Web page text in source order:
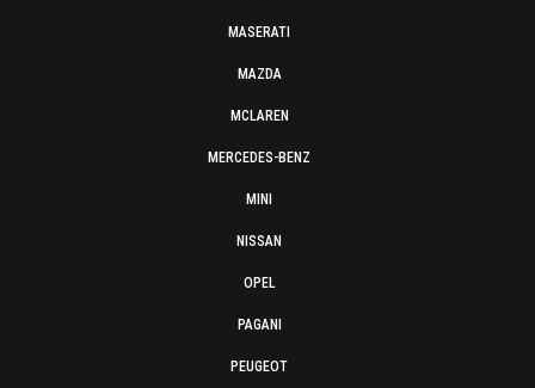
MASERATI
MAZDA
MCLAREN
MERCEDES-BENZ
MINI
NISSAN
OPEL
PAGANI
PEUGEOT